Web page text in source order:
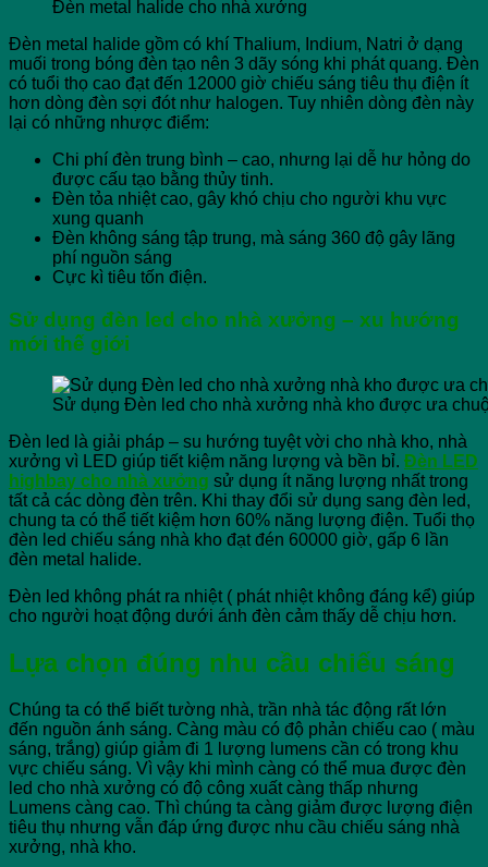
Đèn metal halide cho nhà xưởng
Đèn metal halide gồm có khí Thalium, Indium, Natri ở dạng
muối trong bóng đèn tạo nên 3 dãy sóng khi phát quang. Đèn
có tuổi thọ cao đạt đến 12000 giờ chiếu sáng tiêu thụ điện ít
hơn dòng đèn sợi đót như halogen. Tuy nhiên dòng đèn này
lại có những nhược điểm:
Chi phí đèn trung bình – cao, nhưng lại dễ hư hỏng do
được cấu tạo bằng thủy tinh.
Đèn tỏa nhiệt cao, gây khó chịu cho người khu vực
xung quanh
Đèn không sáng tập trung, mà sáng 360 độ gây lãng
phí nguồn sáng
Cực kì tiêu tốn điện.
Sử dụng đèn led cho nhà xưởng – xu hướng
mới thế giới
Sử dụng Đèn led cho nhà xưởng nhà kho được ưa
Đèn led là giải pháp – su hướng tuyệt vời cho nhà kho, nhà
xưởng vì LED giúp tiết kiệm năng lượng và bền bỉ. Đèn LED
highbay cho nhà xưởng sử dụng ít năng lượng nhất trong
tất cả các dòng đèn trên. Khi thay đổi sử dụng sang đèn led,
chung ta có thể tiết kiệm hơn 60% năng lượng điện. Tuổi thọ
đèn led chiếu sáng nhà kho đạt đén 60000 giờ, gấp 6 lần
đèn metal halide.
Đèn led không phát ra nhiệt ( phát nhiệt không đáng kể) giúp
cho người hoạt động dưới ánh đèn cảm thấy dễ chịu hơn.
Lựa chọn đúng nhu cầu chiếu sáng
Chúng ta có thể biết tường nhà, trần nhà tác động rất lớn
đến nguồn ánh sáng. Càng màu có độ phản chiếu cao ( màu
sáng, trắng) giúp giảm đi 1 lượng lumens cần có trong khu
vực chiếu sáng. Vì vậy khi mình càng có thể mua được đèn
led cho nhà xưởng có độ công xuất càng thấp nhưng
Lumens càng cao. Thì chúng ta càng giảm được lượng điện
tiêu thụ nhưng vẫn đáp ứng được nhu cầu chiếu sáng nhà
xưởng, nhà kho.